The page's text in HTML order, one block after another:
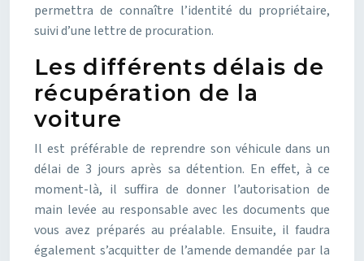
permettra de connaître l’identité du propriétaire,
suivi d’une lettre de procuration.
Les différents délais de
récupération de la
voiture
Il est préférable de reprendre son véhicule dans un
délai de 3 jours après sa détention. En effet, à ce
moment-là, il suffira de donner l’autorisation de
main levée au responsable avec les documents que
vous avez préparés au préalable. Ensuite, il faudra
également s’acquitter de l’amende demandée par la